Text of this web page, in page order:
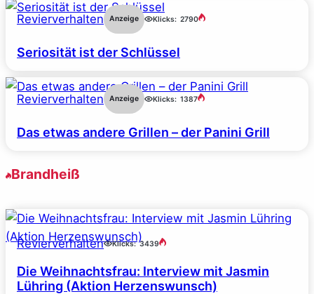
Revierverhalten Anzeige Klicks: 2790
Seriosität ist der Schlüssel
Revierverhalten Anzeige Klicks: 1387
Das etwas andere Grillen – der Panini Grill
Brandheiß
Revierverhalten Klicks: 3439
Die Weihnachtsfrau: Interview mit Jasmin
Lühring (Aktion Herzenswunsch)